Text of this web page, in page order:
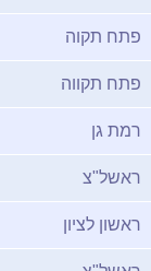
פתח תקוה
פתח תקווה
רמת גן
ראשל"צ
ראשון לציון